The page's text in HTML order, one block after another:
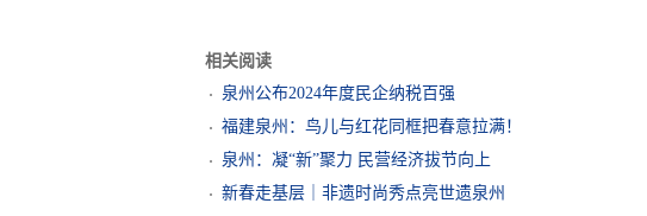
相关阅读
泉州公布2024年度民企纳税百强
福建泉州：鸟儿与红花同框把春意拉满！
泉州：凝“新”聚力 民营经济拔节向上
新春走基层｜非遗时尚秀点亮世遗泉州